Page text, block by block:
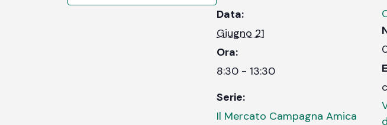
Data:
Giugno 21
Ora:
8:30 - 13:30
Serie:
Il Mercato Campagna Amica